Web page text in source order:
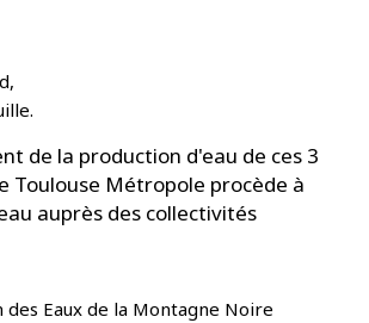
de la production d'eau de ces 3
Toulouse Métropole procède à
auprès des collectivités
Eaux de la Montagne Noire